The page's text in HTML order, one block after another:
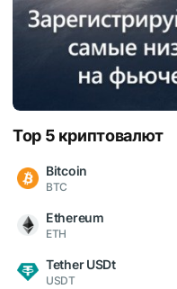
Top 5 криптовалют
Bitcoin
BTC
Ethereum
ETH
Tether USDt
USDT